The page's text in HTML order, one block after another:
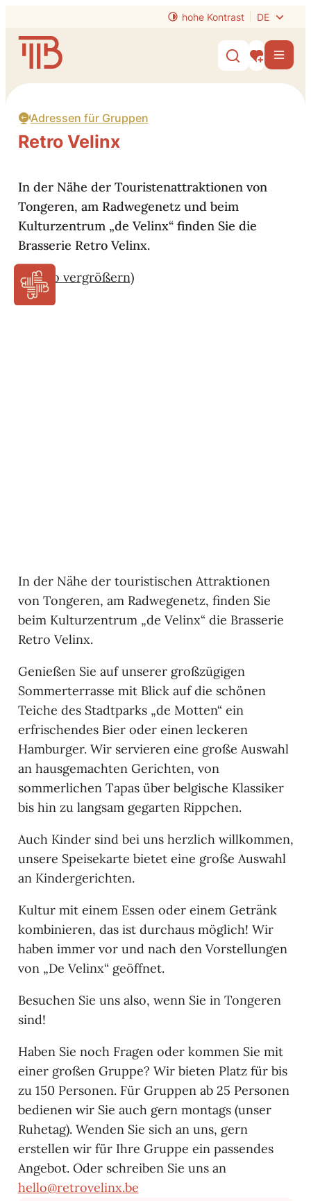
hohe Kontrast DE
Website
Suche ein-/
MeineMenü
Adressen für Gruppen
Retro Velinx
In der Nähe der Touristenattraktionen von
Tongeren, am Radwegenetz und beim
Kulturzentrum „de Velinx“ finden Sie die
Brasserie Retro Velinx.
In der Nähe der touristischen Attraktionen
von Tongeren, am Radwegenetz, finden Sie
beim Kulturzentrum „de Velinx“ die Brasserie
Retro Velinx.
Genießen Sie auf unserer großzügigen
Sommerterrasse mit Blick auf die schönen
Teiche des Stadtparks „de Motten“ ein
erfrischendes Bier oder einen leckeren
Hamburger. Wir servieren eine große Auswahl
an hausgemachten Gerichten, von
sommerlichen Tapas über belgische Klassiker
bis hin zu langsam gegarten Rippchen.
Auch Kinder sind bei uns herzlich willkommen,
unsere Speisekarte bietet eine große Auswahl
an Kindergerichten.
Kultur mit einem Essen oder einem Getränk
kombinieren, das ist durchaus möglich! Wir
haben immer vor und nach den Vorstellungen
von „De Velinx“ geöffnet.
Besuchen Sie uns also, wenn Sie in Tongeren
sind!
Haben Sie noch Fragen oder kommen Sie mit
einer großen Gruppe? Wir bieten Platz für bis
zu 150 Personen. Für Gruppen ab 25 Personen
bedienen wir Sie auch gern montags (unser
Ruhetag). Wenden Sie sich an uns, gern
erstellen wir für Ihre Gruppe ein passendes
Angebot. Oder schreiben Sie uns an
hello@retrovelinx.be